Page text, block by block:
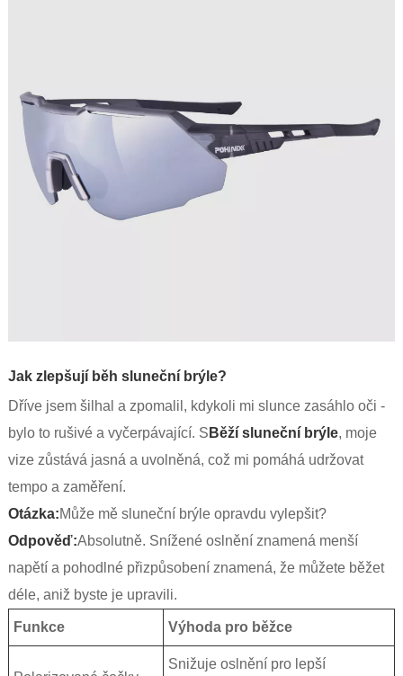
Jak zlepšují běh sluneční brýle?
Dříve jsem šilhal a zpomalil, kdykoli mi slunce zasáhlo oči -
bylo to rušivé a vyčerpávající. S Běží sluneční brýle, moje
vize zůstává jasná a uvolněná, což mi pomáhá udržovat
tempo a zaměření.
Otázka:Může mě sluneční brýle opravdu vylepšit?
Odpověď:Absolutně. Snížené oslnění znamená menší
napětí a pohodlné přizpůsobení znamená, že můžete běžet
déle, aniž byste je upravili.
Funkce Výhoda pro běžce
Snižuje oslnění pro lepší